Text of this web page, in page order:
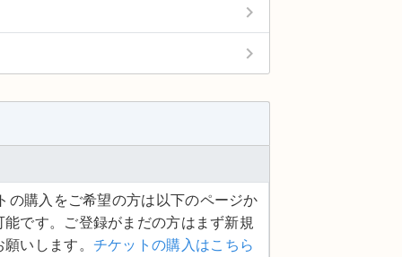
keyboard_arrow_right
keyboard_arrow_right
の購入をご希望の方は以下のページか
能です。ご登録がまだの方はまず新規
いします。 チケットの購入はこちら